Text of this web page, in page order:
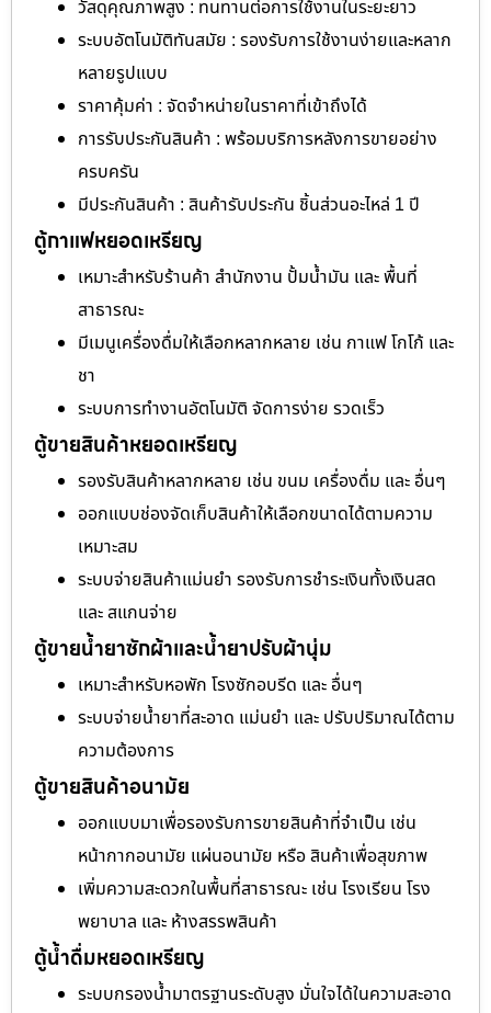
วัสดุคุณภาพสูง : ทนทานต่อการใช้งานในระยะยาว
ระบบอัตโนมัติทันสมัย : รองรับการใช้งานง่ายและหลาก
หลายรูปแบบ
ราคาคุ้มค่า : จัดจำหน่ายในราคาที่เข้าถึงได้
การรับประกันสินค้า : พร้อมบริการหลังการขายอย่าง
ครบครัน
มีประกันสินค้า : สินค้ารับประกัน ชิ้นส่วนอะไหล่ 1 ปี
ตู้กาแฟหยอดเหรียญ
เหมาะสำหรับร้านค้า สำนักงาน ปั้มน้ำมัน และ พื้นที่
สาธารณะ
มีเมนูเครื่องดื่มให้เลือกหลากหลาย เช่น กาแฟ โกโก้ และ
ชา
ระบบการทำงานอัตโนมัติ จัดการง่าย รวดเร็ว
ตู้ขายสินค้าหยอดเหรียญ
รองรับสินค้าหลากหลาย เช่น ขนม เครื่องดื่ม และ อื่นๆ
ออกแบบช่องจัดเก็บสินค้าให้เลือกขนาดได้ตามความ
เหมาะสม
ระบบจ่ายสินค้าแม่นยำ รองรับการชำระเงินทั้งเงินสด
และ สแกนจ่าย
ตู้ขายน้ำยาซักผ้าและน้ำยาปรับผ้านุ่ม
เหมาะสำหรับหอพัก โรงซักอบรีด และ อื่นๆ
ระบบจ่ายน้ำยาที่สะอาด แม่นยำ และ ปรับปริมาณได้ตาม
ความต้องการ
ตู้ขายสินค้าอนามัย
ออกแบบมาเพื่อรองรับการขายสินค้าที่จำเป็น เช่น
หน้ากากอนามัย แผ่นอนามัย หรือ สินค้าเพื่อสุขภาพ
เพิ่มความสะดวกในพื้นที่สาธารณะ เช่น โรงเรียน โรง
พยาบาล และ ห้างสรรพสินค้า
ตู้น้ำดื่มหยอดเหรียญ
ระบบกรองน้ำมาตรฐานระดับสูง มั่นใจได้ในความสะอาด